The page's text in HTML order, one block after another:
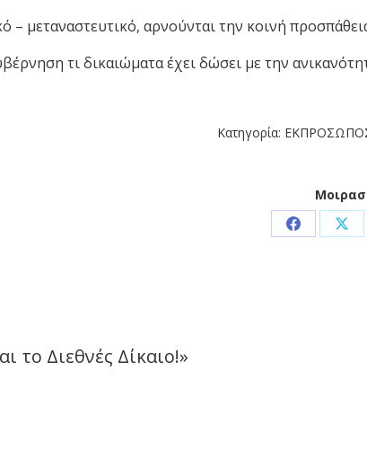
– μεταναστευτικό, αρνούνται την κοινή
τι δικαιώματα έχει δώσει με την
Κατηγορία:
Share
το Διεθνές Δίκαιο!»